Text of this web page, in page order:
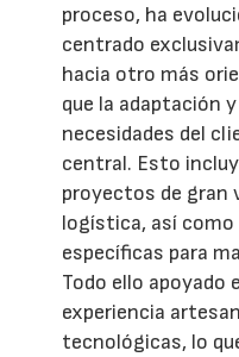
proceso, ha
centrado
hacia otro más
que la adaptación
necesidades del
central. Esto
proyectos de gran
logística, así
específicas para
Todo ello apoyado
experiencia
tecnológicas, lo